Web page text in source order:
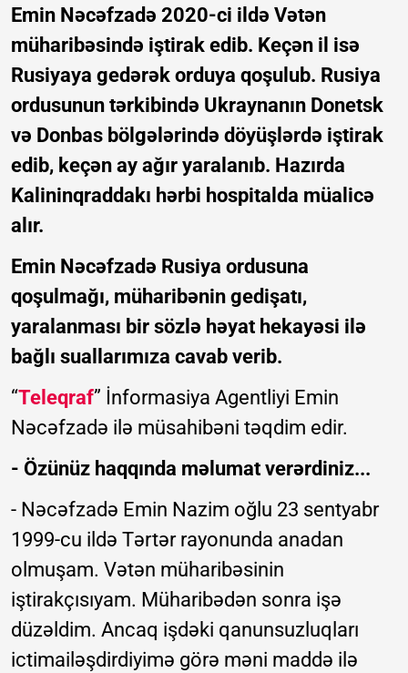
Emin Nəcəfzadə 2020-ci ildə Vətən
müharibəsində iştirak edib. Keçən il isə
Rusiyaya gedərək orduya qoşulub. Rusiya
ordusunun tərkibində Ukraynanın Donetsk
və Donbas bölgələrində döyüşlərdə iştirak
edib, keçən ay ağır yaralanıb. Hazırda
Kalininqraddakı hərbi hospitalda müalicə
alır.
Emin Nəcəfzadə Rusiya ordusuna
qoşulmağı, müharibənin gedişatı,
yaralanması bir sözlə həyat hekayəsi ilə
bağlı suallarımıza cavab verib.
“Teleqraf” İnformasiya Agentliyi Emin
Nəcəfzadə ilə müsahibəni təqdim edir.
- Özünüz haqqında məlumat verərdiniz...
- Nəcəfzadə Emin Nazim oğlu 23 sentyabr
1999-cu ildə Tərtər rayonunda anadan
olmuşam. Vətən müharibəsinin
iştirakçısıyam. Müharibədən sonra işə
düzəldim. Ancaq işdəki qanunsuzluqları
ictimailəşdirdiyimə görə məni maddə ilə